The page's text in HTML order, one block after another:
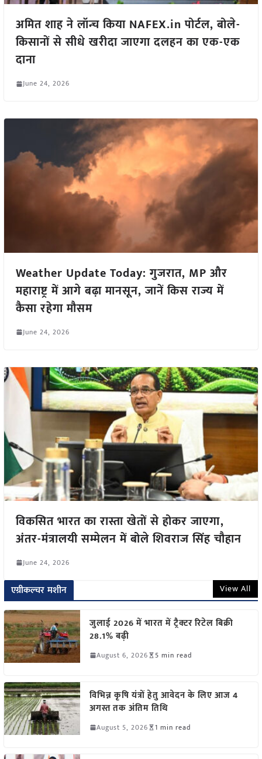
अमित शाह ने लॉन्च किया NAFEX.in पोर्टल, बोले-
किसानों से सीधे खरीदा जाएगा दलहन का एक-एक
दाना
June 24, 2026
Weather Update Today: गुजरात, MP और
महाराष्ट्र में आगे बढ़ा मानसून, जानें किस राज्य में
कैसा रहेगा मौसम
June 24, 2026
विकसित भारत का रास्ता खेतों से होकर जाएगा,
अंतर-मंत्रालयी सम्मेलन में बोले शिवराज सिंह चौहान
June 24, 2026
एग्रीकल्चर मशीन View All
जुलाई 2026 में भारत में ट्रैक्टर रिटेल बिक्री
28.1% बढ़ी
August 6, 2026 5 min read
विभिन्न कृषि यंत्रों हेतु आवेदन के लिए आज 4
अगस्त तक अंतिम तिथि
August 5, 2026 1 min read